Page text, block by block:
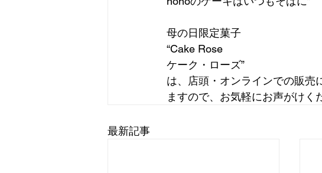
母の日限定菓子
“Cake Rose
ケーク・ローズ”
は、店頭・オンラインでの販売
ますので、お気軽にお声がけく
最新記事